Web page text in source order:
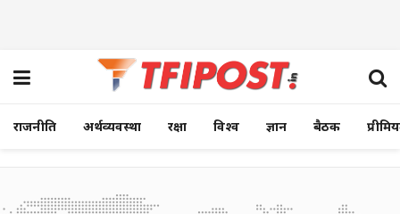
राजनीति अर्थव्यवस्था रक्षा विश्व ज्ञान बैठक